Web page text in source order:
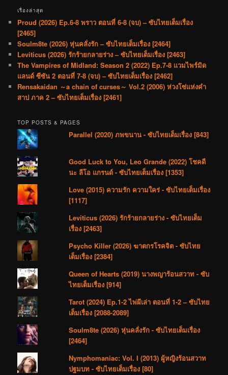
เรื่องล่าสุด
Proud (2026) Ep.6-8 พราว ตอนที่ 6-8 (จบ) – ซับไทยเต็มเรื่อง
[2465]
Soulm8te (2026) หุ่นคลั่งรัก – ซับไทยเต็มเรื่อง [2464]
Leviticus (2026) รักร้ายกลายร่าง – ซับไทยเต็มเรื่อง [2463]
The Vampires of Midland: Season 2 (2022) Ep.7-8 แวมไพร์มิด
แลนด์ ซีซัน 2 ตอนที่ 7-8 (จบ) – ซับไทยเต็มเรื่อง [2462]
Rensakaidan ～a chain of curses～ Vol.2 (2006) ห่วงโซ่แห่งคำ
สาป ภาค 2 – ซับไทยเต็มเรื่อง [2461]
TOP POSTS & PAGES
Parallel (2020) ภพขนาน - ซับไทยเต็มเรื่อง [843]
Good Luck to You, Leo Grande (2022) โชคดี
นะ ลีโอ แกรนด์ - ซับไทยเต็มเรื่อง [1353]
Love (2015) ความรัก ความใคร่ - ซับไทยเต็มเรื่อง
[1117]
Leviticus (2026) รักร้ายกลายร่าง - ซับไทยเต็ม
เรื่อง [2463]
Psycho Killer (2026) ฆาตกรโรคจิต - ซับไทย
เต็มเรื่อง [2384]
Queen of Hearts (2019) นางพญาร้อนสวาท - ซับ
ไทยเต็มเรื่อง [914]
Tarot (2024) Ep.1-2 ไพ่ผีเล่า ตอนที่ 1-2 – ซับไทย
เต็มเรื่อง [2088-2089]
Soulm8te (2026) หุ่นคลั่งรัก - ซับไทยเต็มเรื่อง
[2464]
Nymphomaniac: Vol. I (2013) ผู้หญิงร้อนสวาท
ปฐมบท - ซับไทยเต็มเรื่อง [80]